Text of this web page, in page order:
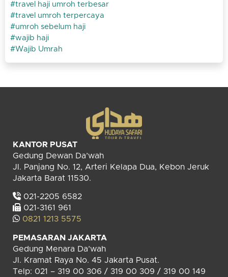
travel haji umroh terbesar
travel umroh terpercaya
umroh sebelum haji
wajib haji
Wajib Umrah
KANTOR PUSAT
Gedung Dewan Da’wah
Jl. Panjang No. 12, Arteri Kelapa Dua, Kebon Jeruk
Jakarta Barat 11530.
021-2205 6582
021-3161 961
0821 1213 5575
PEMASARAN JAKARTA
Gedung Menara Da’wah
Jl. Kramat Raya No. 45 Jakarta Pusat.
Telp: 021 – 319 00 306 / 319 00 309 / 319 00 149